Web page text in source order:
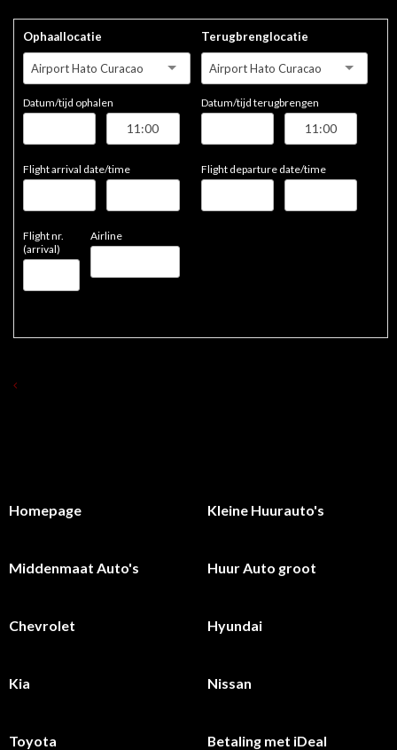
Ophaallocatie
Airport Hato Curacao
Datum/tijd ophalen
Flight arrival date/time
Flight nr.
(arrival)
Airline
Terugbrenglocatie
Airport Hato Curacao
Datum/tijd terugbrengen
Flight departure date/time
Homepage Kleine Huurauto's
Middenmaat Auto's Huur Auto groot
Chevrolet Hyundai
Kia Nissan
Toyota Betaling met iDeal